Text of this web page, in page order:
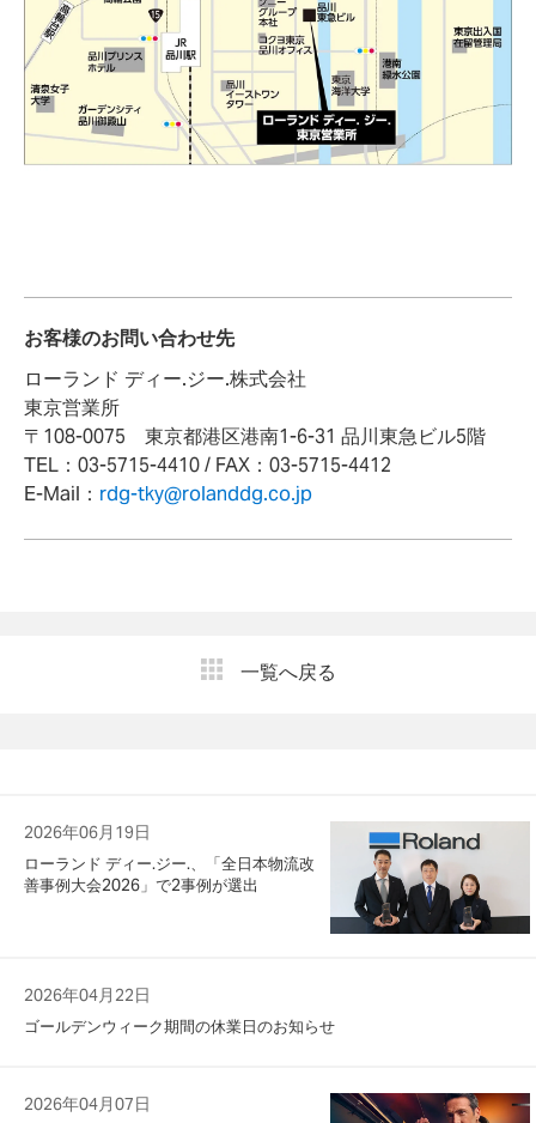
お客様のお問い合わせ先
ローランド ディー.ジー.株式会社
東京営業所
〒108-0075 東京都港区港南1-6-31 品川東急ビル5階
TEL：03-5715-4410 / FAX：03-5715-4412
E-Mail： rdg-tky@rolanddg.co.jp
一覧へ戻る
2026年06月19日
ローランド ディー.ジー.、「全日本物流改
善事例大会2026」で2事例が選出
2026年04月22日
ゴールデンウィーク期間の休業日のお知らせ
2026年04月07日